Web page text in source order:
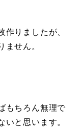
作りましたが、
ません。
もちろん無理で
いと思います。